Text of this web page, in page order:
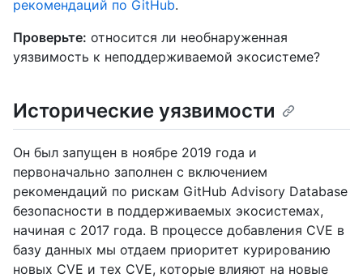
рекомендаций по GitHub.
Проверьте: относится ли необнаруженная
уязвимость к неподдерживаемой экосистеме?
Исторические уязвимости
Он был запущен в ноябре 2019 года и
первоначально заполнен с включением
рекомендаций по рискам GitHub Advisory Database
безопасности в поддерживаемых экосистемах,
начиная с 2017 года. В процессе добавления CVE в
базу данных мы отдаем приоритет курированию
новых CVE и тех CVE, которые влияют на новые